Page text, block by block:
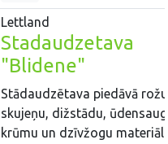
Lettland
Stadaudzetava
"Blidene"
Stādaudzētava piedāvā
skujeņu, dižstādu,
krūmu un dzīvžogu